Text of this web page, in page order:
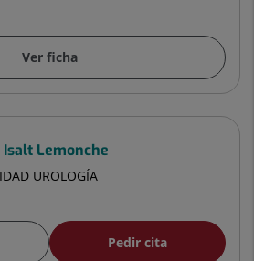
Ver ficha
Lemonche
UROLOGÍA
Pedir cita